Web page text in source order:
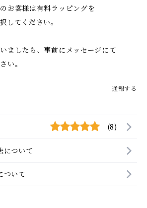
お客様は有料ラッピングを
してください。
ましたら、事前にメッセージにて
い。
通報する
(8)
について
ついて